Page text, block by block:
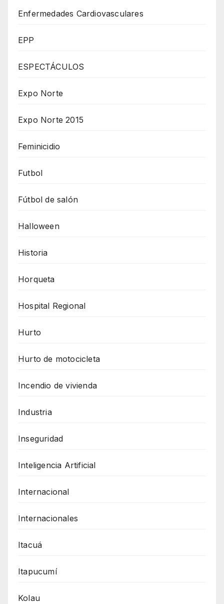
Enfermedades Cardiovasculares
EPP
ESPECTÁCULOS
Expo Norte
Expo Norte 2015
Feminicidio
Futbol
Fútbol de salón
Halloween
Historia
Horqueta
Hospital Regional
Hurto
Hurto de motocicleta
Incendio de vivienda
Industria
Inseguridad
Inteligencia Artificial
Internacional
Internacionales
Itacuá
Itapucumí
Kolau